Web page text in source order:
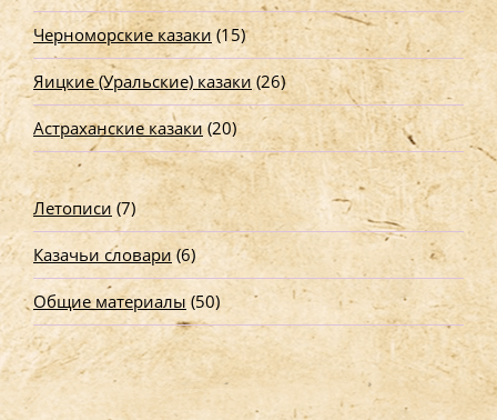
Черноморские казаки (15)
Яицкие (Уральские) казаки (26)
Астраханские казаки(20)
Летописи (7)
Казачьи словари(6)
Общие материалы (50)